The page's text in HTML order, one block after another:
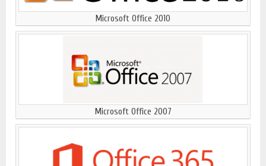
Microsoft Office 2010
Microsoft Office 2007